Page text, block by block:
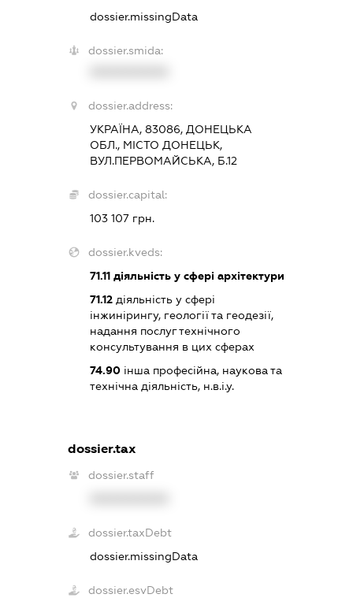
dossier.missingData
dossier.smida:
dossier.address:
УКРАЇНА, 83086, ДОНЕЦЬКА
ОБЛ., МІСТО ДОНЕЦЬК,
ВУЛ.ПЕРВОМАЙСЬКА, Б.12
dossier.capital:
103 107 грн.
dossier.kveds:
71.11 діяльність у сфері архітектури
71.12 діяльність у сфері
інжинірингу, геології та геодезії,
надання послуг технічного
консультування в цих сферах
74.90 інша професійна, наукова та
технічна діяльність, н.в.і.у.
dossier.tax
dossier.staff
dossier.taxDebt
dossier.missingData
dossier.esvDebt